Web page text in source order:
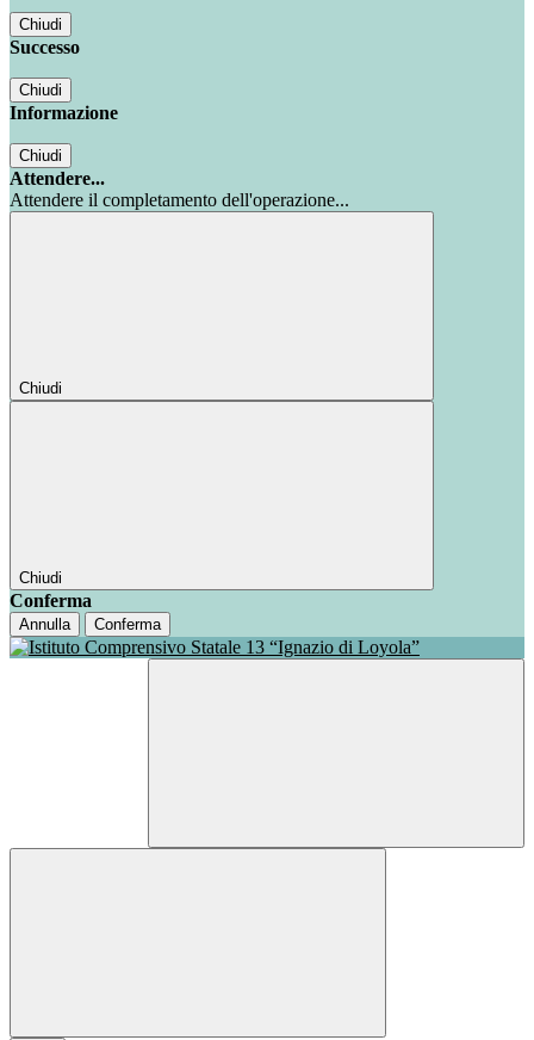
Chiudi
Successo
Chiudi
Informazione
Chiudi
Attendere...
Attendere il completamento dell'operazione...
Chiudi
Chiudi
Conferma
Annulla Conferma